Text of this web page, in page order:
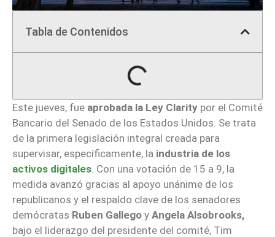
Tabla de Contenidos
Este jueves, fue aprobada la Ley Clarity por el Comité
Bancario del Senado de los Estados Unidos. Se trata
de la primera legislación integral creada para
supervisar, específicamente, la industria de los
activos digitales . Con una votación de 15 a 9, la
medida avanzó gracias al apoyo unánime de los
republicanos y el respaldo clave de los senadores
demócratas Ruben Gallego y Angela Alsobrooks,
bajo el liderazgo del presidente del comité, Tim